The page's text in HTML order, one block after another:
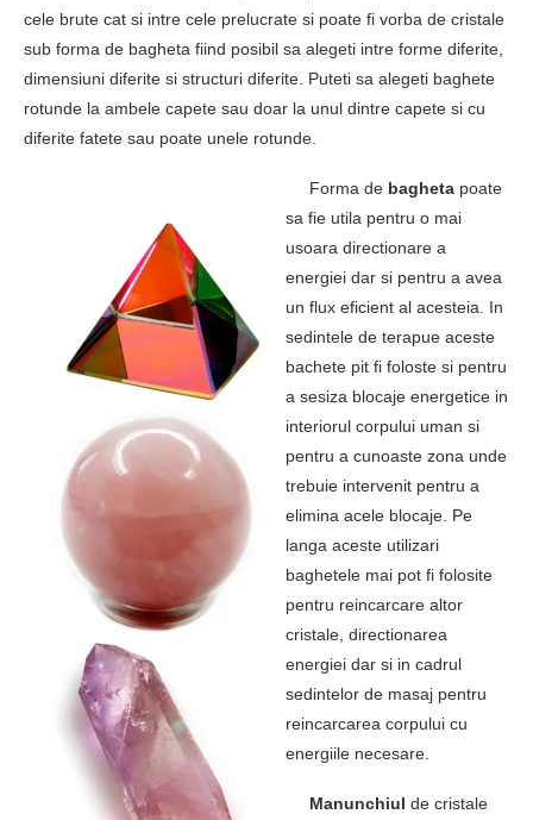
cele brute cat si intre cele prelucrate si poate fi vorba de cristale
sub forma de bagheta fiind posibil sa alegeti intre forme diferite,
dimensiuni diferite si structuri diferite. Puteti sa alegeti baghete
rotunde la ambele capete sau doar la unul dintre capete si cu
diferite fatete sau poate unele rotunde.
Forma de bagheta poate
sa fie utila pentru o mai
usoara directionare a
energiei dar si pentru a avea
un flux eficient al acesteia. In
sedintele de terapue aceste
bachete pit fi foloste si pentru
a sesiza blocaje energetice in
interiorul corpului uman si
pentru a cunoaste zona unde
trebuie intervenit pentru a
elimina acele blocaje. Pe
langa aceste utilizari
baghetele mai pot fi folosite
pentru reincarcare altor
cristale, directionarea
energiei dar si in cadrul
sedintelor de masaj pentru
reincarcarea corpului cu
energiile necesare.
Manunchiul de cristale